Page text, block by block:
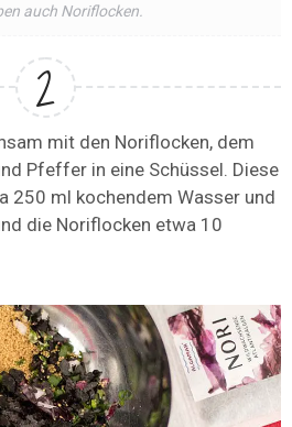
auch Noriflocken.
mit den Noriflocken, dem
Pfeffer in eine Schüssel. Diese
250 ml kochendem Wasser und
die Noriflocken etwa 10